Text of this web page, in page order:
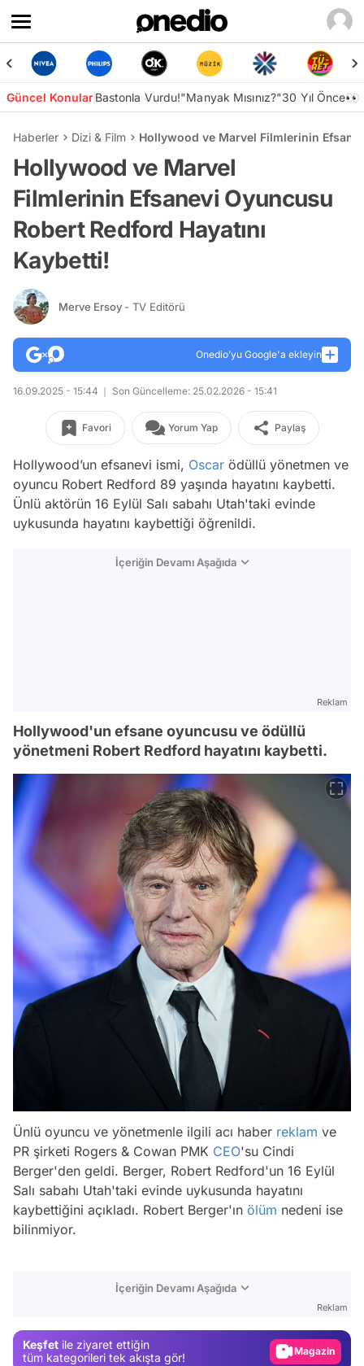
Güncel KonularBastonla Vurdu!"Manyak Mısınız?"30 Yıl Önce👀
Haberler Dizi & Film Hollywood ve Marvel Filmlerinin
Hollywood ve Marvel
Filmlerinin Efsanevi Oyuncusu
Robert Redford Hayatını
Kaybetti!
Merve Ersoy - TV Editörü
Onedio’yu Google'a ekleyin
16.09.2025 - 15:44 Son Güncelleme: 25.02.2026 - 15:41
Favori Yorum Yap Paylaş
Hollywood’un efsanevi ismi, Oscar ödüllü yönetmen ve
oyuncu Robert Redford 89 yaşında hayatını kaybetti.
Ünlü aktörün 16 Eylül Salı sabahı Utah'taki evinde
uykusunda hayatını kaybettiği öğrenildi.
İçeriğin Devamı Aşağıda
Reklam
Hollywood'un efsane oyuncusu ve ödüllü
yönetmeni Robert Redford hayatını kaybetti.
Ünlü oyuncu ve yönetmenle ilgili acı haber reklam ve
PR şirketi Rogers & Cowan PMK CEO'su Cindi
Berger'den geldi. Berger, Robert Redford'un 16 Eylül
Salı sabahı Utah'taki evinde uykusunda hayatını
kaybettiğini açıkladı. Robert Berger'ın ölüm nedeni ise
bilinmiyor.
İçeriğin Devamı Aşağıda
Reklam
Keşfet ile ziyaret ettiğin
tüm kategorileri tek akışta gör!
Magazin